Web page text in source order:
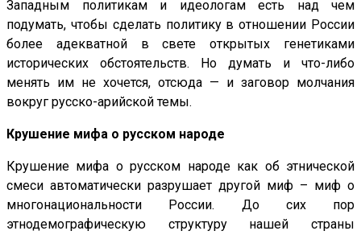
Западным политикам и идеологам есть над чем
подумать, чтобы сделать политику в отношении России
более адекватной в свете открытых генетиками
исторических обстоятельств. Но думать и что-либо
менять им не хочется, отсюда — и заговор молчания
вокруг русско-арийской темы.
Крушение мифа о русском народе
Крушение мифа о русском народе как об этнической
смеси автоматически разрушает другой миф – миф о
многонациональности России. До сих пор
этнодемографическую структуру нашей страны